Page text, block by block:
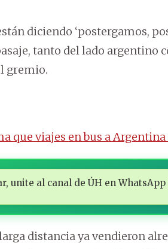
diciendo ‘postergamos,
tanto del lado argentino
gremio.
que viajes en bus a
unite al canal de ÚH en WhatsApp
distancia ya vendieron